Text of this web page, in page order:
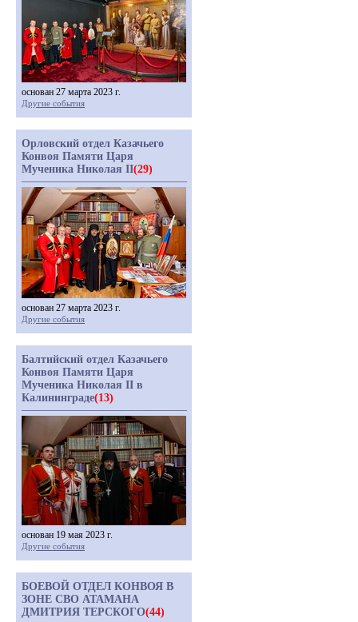
основан 27 марта 2023 г.
Другие события
Орловский отдел Казачьего
Конвоя Памяти Царя
Мученика Николая II(29)
основан 27 марта 2023 г.
Другие события
Балтийский отдел Казачьего
Конвоя Памяти Царя
Мученика Николая II в
Калининграде(13)
основан 19 мая 2023 г.
Другие события
БОЕВОЙ ОТДЕЛ КОНВОЯ В
ЗОНЕ СВО АТАМАНА
ДМИТРИЯ ТЕРСКОГО(44)